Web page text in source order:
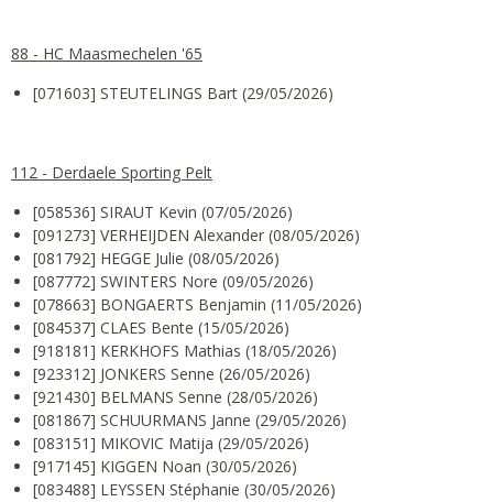
88 - HC Maasmechelen '65
[071603] STEUTELINGS Bart (29/05/2026)
112 - Derdaele Sporting Pelt
[058536] SIRAUT Kevin (07/05/2026)
[091273] VERHEIJDEN Alexander (08/05/2026)
[081792] HEGGE Julie (08/05/2026)
[087772] SWINTERS Nore (09/05/2026)
[078663] BONGAERTS Benjamin (11/05/2026)
[084537] CLAES Bente (15/05/2026)
[918181] KERKHOFS Mathias (18/05/2026)
[923312] JONKERS Senne (26/05/2026)
[921430] BELMANS Senne (28/05/2026)
[081867] SCHUURMANS Janne (29/05/2026)
[083151] MIKOVIC Matija (29/05/2026)
[917145] KIGGEN Noan (30/05/2026)
[083488] LEYSSEN Stéphanie (30/05/2026)